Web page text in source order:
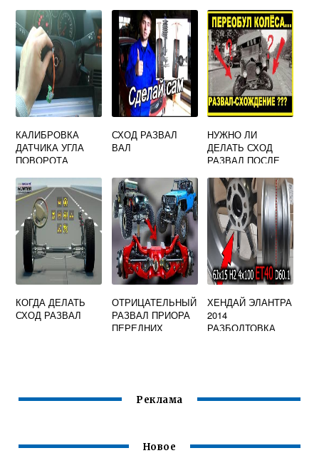
КАЛИБРОВКА
ДАТЧИКА УГЛА
ПОВОРОТА
КОЛЕСА ОПЕЛЬ
АСТРА Н
СХОД РАЗВАЛ
ВАЛ
НУЖНО ЛИ
ДЕЛАТЬ СХОД
РАЗВАЛ ПОСЛЕ
НА БОЛЬШИЙ
РАДИУС
КОГДА ДЕЛАТЬ
СХОД РАЗВАЛ
ОТРИЦАТЕЛЬНЫЙ
РАЗВАЛ ПРИОРА
ПЕРЕДНИХ
ХЕНДАЙ ЭЛАНТРА
2014
РАЗБОЛТОВКА
Реклама
Новое